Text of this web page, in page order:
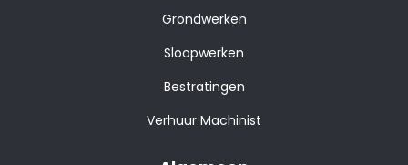
Grondwerken
Sloopwerken
Bestratingen
Verhuur Machinist